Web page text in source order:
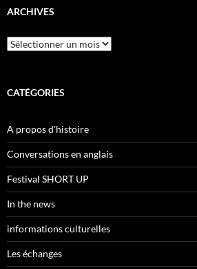
ARCHIVES
Archives
CATÉGORIES
A propos d'histoire
Conversations en anglais
Festival SHORT UP
In the news
informations culturelles
Les échanges